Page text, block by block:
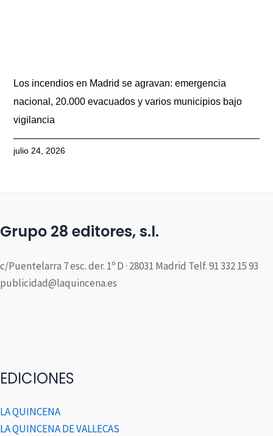
Los incendios en Madrid se agravan: emergencia
nacional, 20.000 evacuados y varios municipios bajo
vigilancia
julio 24, 2026
Grupo 28 editores, s.l.
c/Puentelarra 7 esc. der. 1º D · 28031 Madrid Telf. 91 332 15 93
publicidad@laquincena.es
EDICIONES
LA QUINCENA
LA QUINCENA DE VALLECAS